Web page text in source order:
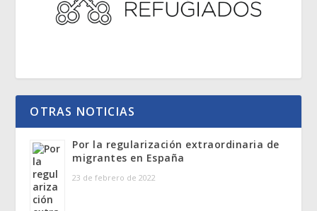
OTRAS NOTICIAS
Por la regularización extraordinaria de
migrantes en España
23 de febrero de 2022